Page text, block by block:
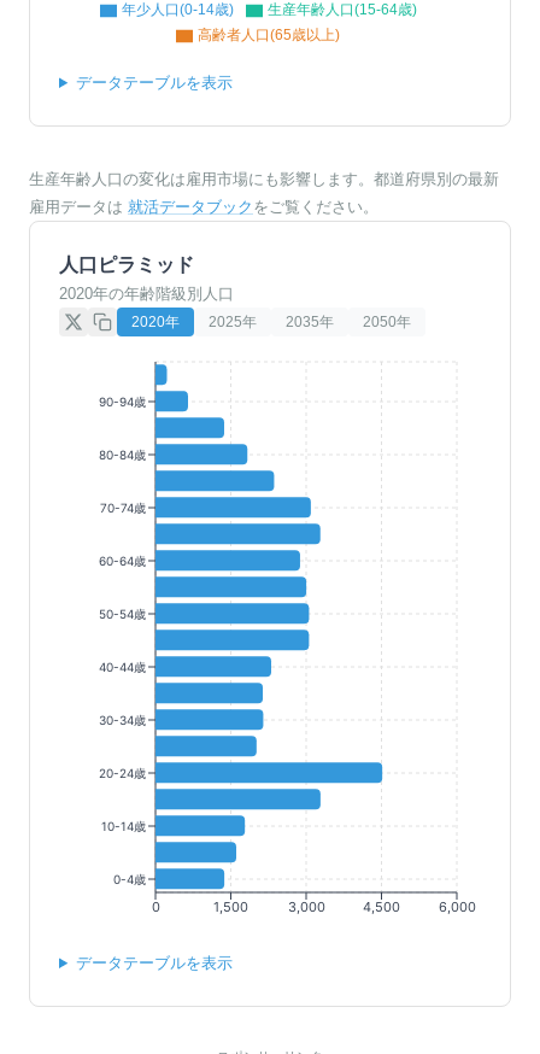
年少人口(0-14歳)
生産年齢人口(15-64歳)
高齢者人口(65歳以上)
データテーブルを表示
生産年齢人口の変化は雇用市場にも影響します。都道府県別の最新
雇用データは 就活データブック をご覧ください。
人口ピラミッド
2020年の年齢階級別人口
2020年 2025年 2035年 2050年
0 1,500 3,000 4,500 6,000
90-94歳
80-84歳
70-74歳
60-64歳
50-54歳
40-44歳
30-34歳
20-24歳
10-14歳
0-4歳
データテーブルを表示